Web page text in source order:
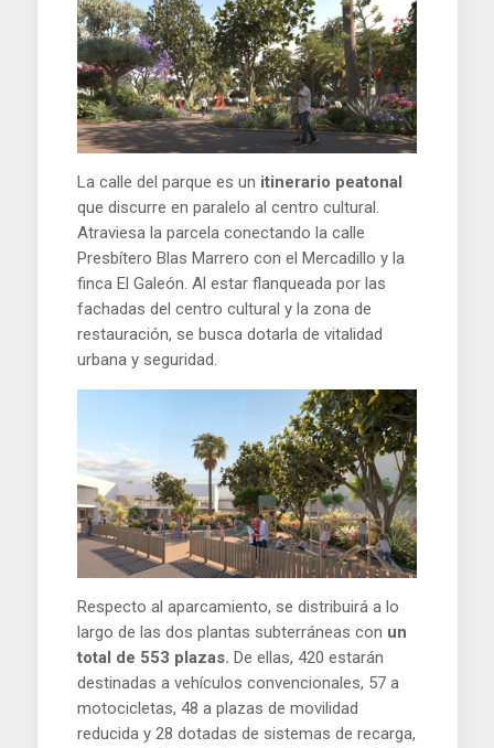
La calle del parque es un itinerario peatonal
que discurre en paralelo al centro cultural.
Atraviesa la parcela conectando la calle
Presbítero Blas Marrero con el Mercadillo y la
finca El Galeón. Al estar flanqueada por las
fachadas del centro cultural y la zona de
restauración, se busca dotarla de vitalidad
urbana y seguridad.
Respecto al aparcamiento, se distribuirá a lo
largo de las dos plantas subterráneas con un
total de 553 plazas. De ellas, 420 estarán
destinadas a vehículos convencionales, 57 a
motocicletas, 48 a plazas de movilidad
reducida y 28 dotadas de sistemas de recarga,